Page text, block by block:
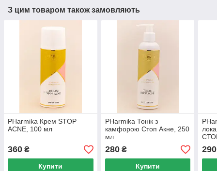
З цим товаром також замовляють
PHarmika Крем STOP
ACNE, 100 мл
360 ₴
Купити
PHarmika Тонік з
камфорою Стоп Акне, 250
мл
280₴
Купити
290